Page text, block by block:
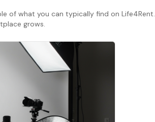
of what you can typically find on Life4Rent.
grows.